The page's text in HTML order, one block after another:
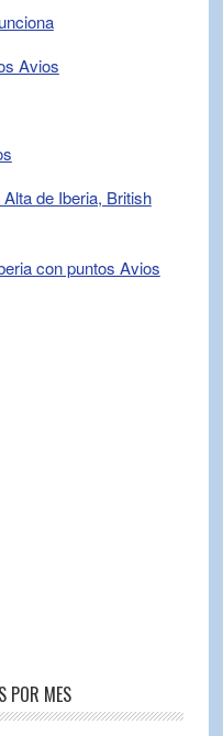
Avios
de Iberia, British
con puntos Avios
POR MES